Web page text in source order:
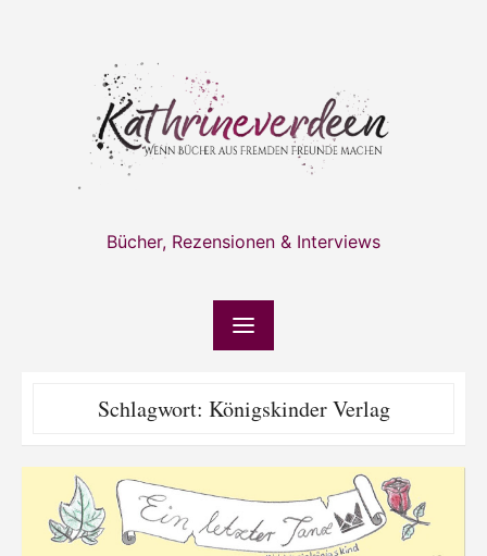
Bücher, Rezensionen & Interviews
Schlagwort: Königskinder Verlag